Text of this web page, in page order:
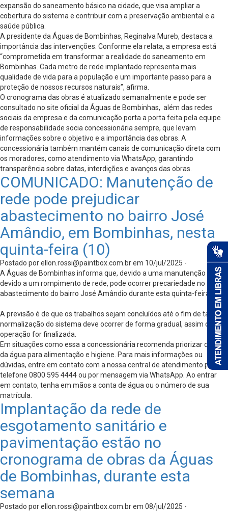
expansão do saneamento básico na cidade, que visa ampliar a
cobertura do sistema e contribuir com a preservação ambiental e a
saúde pública.
A presidente da Águas de Bombinhas, Reginalva Mureb, destaca a
importância das intervenções. Conforme ela relata, a empresa está
“comprometida em transformar a realidade do saneamento em
Bombinhas. Cada metro de rede implantado representa mais
qualidade de vida para a população e um importante passo para a
proteção de nossos recursos naturais”, afirma.
O cronograma das obras é atualizado semanalmente e pode ser
consultado no site oficial da Águas de Bombinhas, além das redes
sociais da empresa e da comunicação porta a porta feita pela equipe
de responsabilidade socia concessionária sempre, que levam
informações sobre o objetivo e a importância das obras. A
concessionária também mantém canais de comunicação direta com
os moradores, como atendimento via WhatsApp, garantindo
transparência sobre datas, interdições e avanços das obras.
COMUNICADO: Manutenção de
rede pode prejudicar
abastecimento no bairro José
Amândio, em Bombinhas, nesta
quinta-feira (10)
Postado porellon.rossi@paintbox.com.brem 10/jul/2025 -
A Águas de Bombinhas informa que, devido a uma manutenção
devido a um rompimento de rede, pode ocorrer precariedade no
abastecimento do bairro José Amândio durante esta quinta-feira (10).
A previsão é de que os trabalhos sejam concluídos até o fim de tarde. A
normalização do sistema deve ocorrer de forma gradual, assim que a
operação for finalizada.
Em situações como essa a concessionária recomenda priorizar o uso
da água para alimentação e higiene. Para mais informações ou
dúvidas, entre em contato com a nossa central de atendimento pelo
telefone 0800 595 4444 ou por mensagem via WhatsApp. Ao entrar
em contato, tenha em mãos a conta de água ou o número de sua
matrícula.
Implantação da rede de
esgotamento sanitário e
pavimentação estão no
cronograma de obras da Águas
de Bombinhas, durante esta
semana
Postado porellon.rossi@paintbox.com.brem 08/jul/2025 -